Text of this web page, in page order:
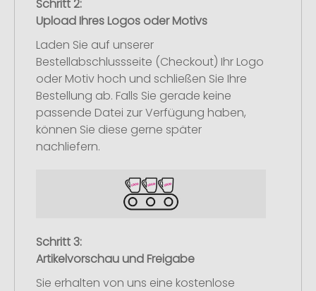
Schritt 2:
Upload Ihres Logos oder Motivs
Laden Sie auf unserer
Bestellabschlussseite (Checkout) Ihr Logo
oder Motiv hoch und schließen Sie Ihre
Bestellung ab. Falls Sie gerade keine
passende Datei zur Verfügung haben,
können Sie diese gerne später
nachliefern.
Schritt 3:
Artikelvorschau und Freigabe
Sie erhalten von uns eine kostenlose